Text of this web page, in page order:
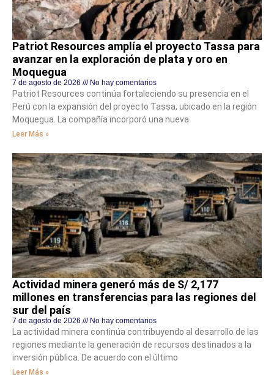
Patriot Resources amplía el proyecto Tassa para
avanzar en la exploración de plata y oro en
Moquegua
7 de agosto de 2026 No hay comentarios
Patriot Resources continúa fortaleciendo su presencia en el
Perú con la expansión del proyecto Tassa, ubicado en la región
Moquegua. La compañía incorporó una nueva
Leer Más »
Actividad minera generó más de S/ 2,177
millones en transferencias para las regiones del
sur del país
7 de agosto de 2026 No hay comentarios
La actividad minera continúa contribuyendo al desarrollo de las
regiones mediante la generación de recursos destinados a la
inversión pública. De acuerdo con el último
Leer Más »